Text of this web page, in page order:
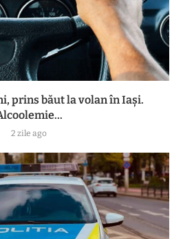
prins băut la volan în Iași.
2 zile ago